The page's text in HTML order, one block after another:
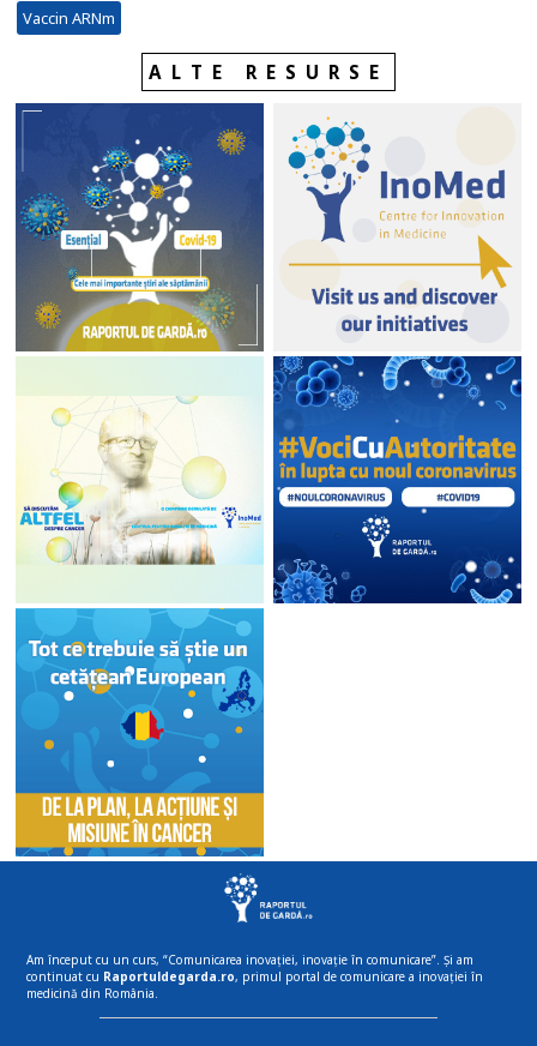
Vaccin ARNm
ALTE RESURSE
Am început cu un curs, “Comunicarea inovației, inovație în comunicare”. Și am
continuat cu Raportuldegarda.ro, primul portal de comunicare a inovației în
medicină din România.